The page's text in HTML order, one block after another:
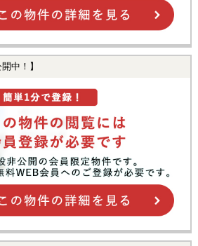
中！】